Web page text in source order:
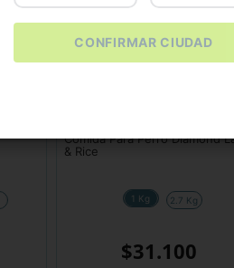
Comida Para Perro Diamond Lamb
& Rice
1 Kg 2.7 Kg
$31.100
CONFIRMAR CIUDAD